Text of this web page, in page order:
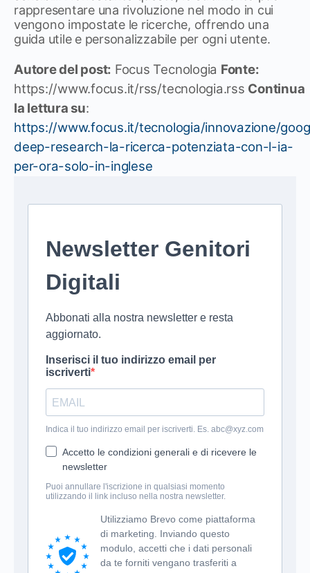
rappresentare una rivoluzione nel modo in cui
vengono impostate le ricerche, offrendo una
guida utile e personalizzabile per ogni utente.
Autore del post: Focus Tecnologia Fonte:
https://www.focus.it/rss/tecnologia.rss Continua
la lettura su:
https://www.focus.it/tecnologia/innovazione/
deep-research-la-ricerca-potenziata-con-l-ia-
per-ora-solo-in-inglese